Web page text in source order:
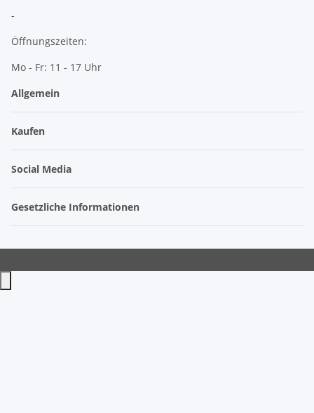
-
Öffnungszeiten:
Mo - Fr: 11 - 17 Uhr
Allgemein
Kaufen
Social Media
Gesetzliche Informationen